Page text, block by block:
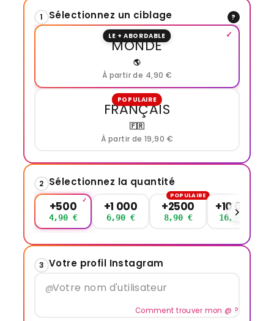
1 Sélectionnez un ciblage ?
LE + ABORDABLE
MONDE
🌎
À partir de 4,90 €
POPULAIRE
FRANÇAIS
🇫🇷
À partir de 19,90 €
2 Sélectionnez la quantité
+500
4,90 €
+1 000
6,90 €
+2500
POPULAIRE
8,90 €
+10 000
16,90 €
3 Votre profil Instagram
@
Comment trouver mon @ ?